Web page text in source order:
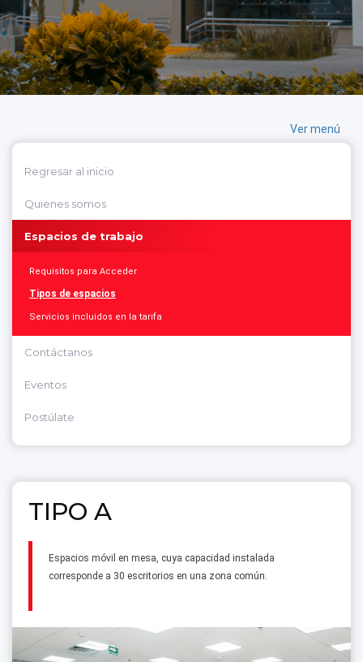
Ver menú
Regresar al inicio
Quienes somos
Espacios de trabajo
Requisitos para Acceder
Tipos de espacios
Servicios incluidos en la tarifa
Contáctanos
Eventos
Postúlate
TIPO A
Espacios móvil en mesa, cuya capacidad instalada
corresponde a 30 escritorios en una zona común.